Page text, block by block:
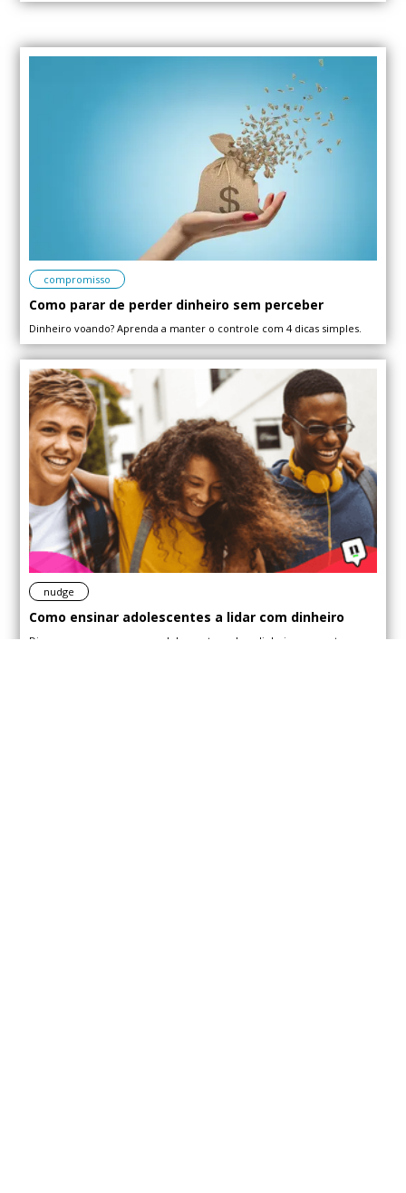
compromisso
Como parar de perder dinheiro sem perceber
Dinheiro voando? Aprenda a manter o controle com 4 dicas simples.
nudge
Como ensinar adolescentes a lidar com dinheiro
Dicas para conversar com adolescentes sobre dinheiro sem estresse.